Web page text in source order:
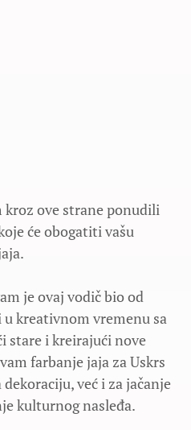
kroz ove strane ponudili
će obogatiti vašu
je ovaj vodič bio od
kreativnom vremenu sa
stare i kreirajući nove
farbanje jaja za Uskrs
već i za jačanje
kulturnog nasleđa.